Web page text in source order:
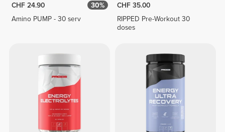
CHF 24.90
30%
Amino PUMP - 30 serv
CHF 35.00
RIPPED Pre-Workout 30
doses